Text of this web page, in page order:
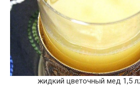
жидкий цветочный мед 1,5 л;